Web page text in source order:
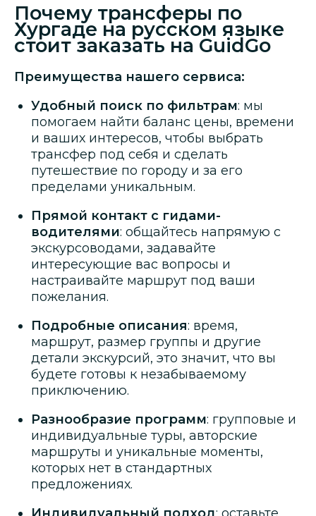
Почему трансферы по
Хургаде на русском языке
стоит заказать на GuidGo
Преимущества нашего сервиса:
Удобный поиск по фильтрам: мы
помогаем найти баланс цены, времени
и ваших интересов, чтобы выбрать
трансфер под себя и сделать
путешествие по городу и за его
пределами уникальным.
Прямой контакт с гидами-
водителями: общайтесь напрямую с
экскурсоводами, задавайте
интересующие вас вопросы и
настраивайте маршрут под ваши
пожелания.
Подробные описания: время,
маршрут, размер группы и другие
детали экскурсий, это значит, что вы
будете готовы к незабываемому
приключению.
Разнообразие программ: групповые и
индивидуальные туры, авторские
маршруты и уникальные моменты,
которых нет в стандартных
предложениях.